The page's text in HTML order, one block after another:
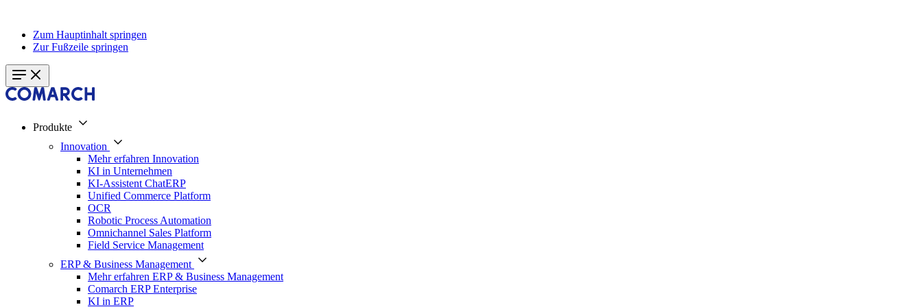
Zum Hauptinhalt springen
Zur Fußzeile springen
Produkte
Innovation
Mehr erfahren Innovation
KI in Unternehmen
KI-Assistent ChatERP
Unified Commerce Platform
OCR
Robotic Process Automation
Omnichannel Sales Platform
Field Service Management
ERP & Business Management
Mehr erfahren ERP & Business Management
Comarch ERP Enterprise
KI in ERP